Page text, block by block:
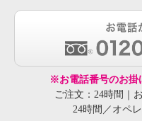
※お電話番号のお掛
ご注文：24時間｜
24時間／オペ